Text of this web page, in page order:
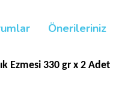
Önerileriniz
Ezmesi 330 gr x 2 Adet